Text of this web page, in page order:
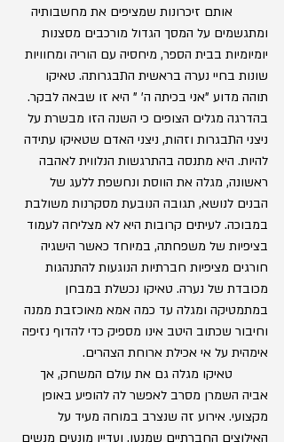
	אותם זיכרונות שמציפים את מחשבותיה
ומתגשמים על המסך הגדול מורכבים מסצנות
יומיומיות בבית הספר, מיחסיה עם הוריה ומחוויות
שונות בחיי נערה בראשית התבגרותה. טאיקו
תוהה מדוע "אני בכיתה ה' " היא זו שבאה לבקר.
בהדרגה מגלים הצופים כי השנה הזו מבשרת על
ניצני התבגרות וזהות, ניצני האדם שטאיקו עתידה
להיות. היא מתנסה בהתרגשות הנלווית לאהבה
ראשונה, מגלה את הווסת ונחשפת ללעג של
הבנים לנושא, תגובה הנובעת מסקרנות משולבת
במבוכה. לעיתים קרובות היא לא מצליחה לעמוד
בציפיות של משפחתה, במיוחד כאשר הישגיה
חורגים מציפיות חברתיות הנוגעות להתנהגות
מכובדת של נערה. טאיקו נכשלת במבחן
במתמטיקה ומגלה עד כמה אמא מאוכזבת ממנה
וחיבור שכתוב היטב אינו מספיק כדי להדוף נזיפה
אימהית על אי אכילת ארוחת הצהרים.
	טאיקו מגלה גם את עולם המשחק, אך
אביה השמרן מסרב לאפשר לה להופיע באופן
מקצועי. אירוע זה שנצרב במוחה מעיד על
האילוצים החברתיים שמנעו, ועדיין מונעים מנשים